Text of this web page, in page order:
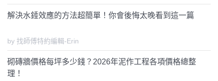
解決水錘效應的方法超簡單！你會後悔太晚看到這一篇
by 找師傅特約編輯-Erin
砌磚牆價格每坪多少錢？2026年泥作工程各項價格總整
理！